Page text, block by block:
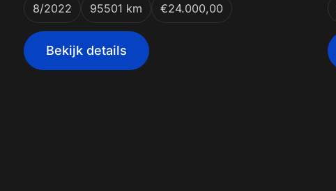
8/2022 95501 km €24.000,00
Bekijk details